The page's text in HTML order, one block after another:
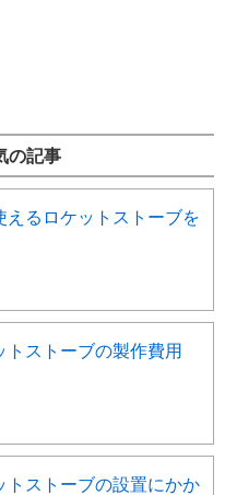
の記事
えるロケットストーブを
トストーブの製作費用
トストーブの設置にかか